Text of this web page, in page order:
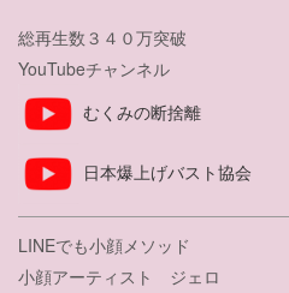
総再生数３４０万突破
YouTubeチャンネル
むくみの断捨離
日本爆上げバスト協会
LINEでも小顔メソッド
小顔アーティスト ジェロ